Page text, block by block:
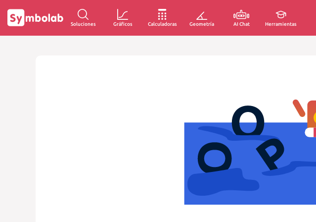
Soluciones Gráficos Calculadoras Geometría AI Chat Herramientas